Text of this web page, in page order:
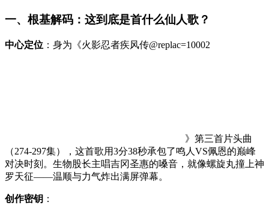
一、根基解码：这到底是首什么仙人歌？
中心定位 ：身为《火影忍者疾风传@replac=10002
》第三首片头曲
（274-297集），这首歌用3分38秒承包了鸣人VS佩恩的巅峰
对决时刻。生物股长主唱吉冈圣惠的嗓音，就像螺旋丸撞上神
罗天征——温顺与力气炸出满屏弹幕。
创作密钥 ：